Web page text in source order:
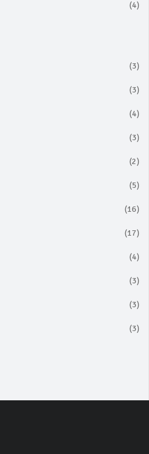
(4)
(3)
(3)
(4)
(3)
(2)
(5)
(16)
(17)
(4)
(3)
(3)
(3)